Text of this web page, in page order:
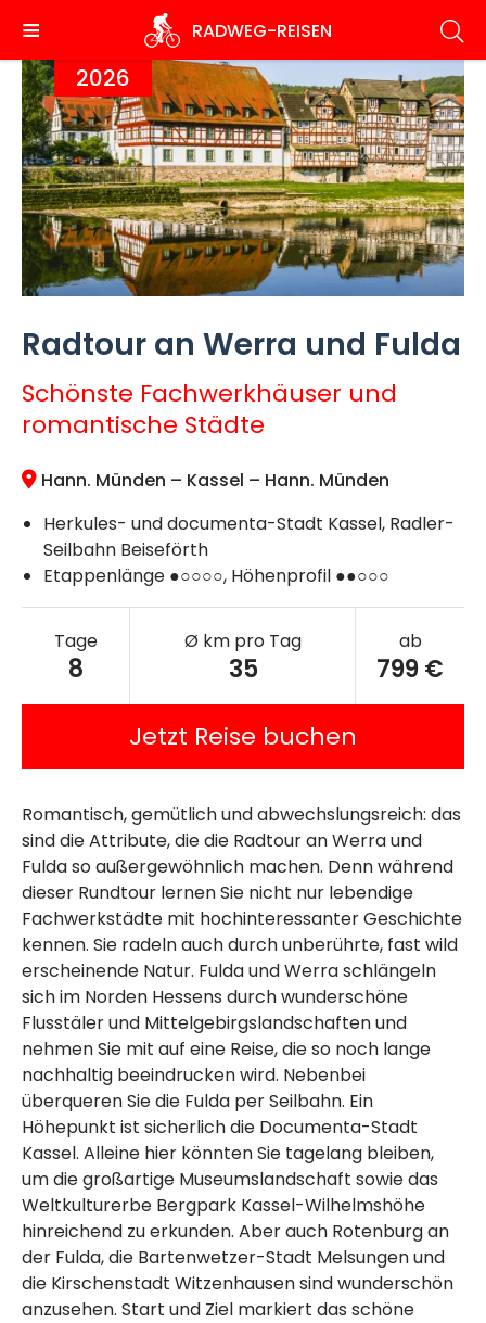
zum
Inhalt
RADWEG-REISEN
2026
Radtour an Werra und Fulda
Schönste Fachwerkhäuser und
romantische Städte
Hann. Münden – Kassel – Hann. Münden
Herkules- und documenta-Stadt Kassel, Radler-
Seilbahn Beiseförth
Etappenlänge ●○○○○, Höhenprofil ●●○○○
Tage
8
Ø km pro Tag
35
ab
799 €
Jetzt Reise buchen
Romantisch, gemütlich und abwechslungsreich: das
sind die Attribute, die die Radtour an Werra und
Fulda so außergewöhnlich machen. Denn während
dieser Rundtour lernen Sie nicht nur lebendige
Fachwerkstädte mit hochinteressanter Geschichte
kennen. Sie radeln auch durch unberührte, fast wild
erscheinende Natur. Fulda und Werra schlängeln
sich im Norden Hessens durch wunderschöne
Flusstäler und Mittelgebirgslandschaften und
nehmen Sie mit auf eine Reise, die so noch lange
nachhaltig beeindrucken wird. Nebenbei
überqueren Sie die Fulda per Seilbahn. Ein
Höhepunkt ist sicherlich die Documenta-Stadt
Kassel. Alleine hier könnten Sie tagelang bleiben,
um die großartige Museumslandschaft sowie das
Weltkulturerbe Bergpark Kassel-Wilhelmshöhe
hinreichend zu erkunden. Aber auch Rotenburg an
der Fulda, die Bartenwetzer-Stadt Melsungen und
die Kirschenstadt Witzenhausen sind wunderschön
anzusehen. Start und Ziel markiert das schöne